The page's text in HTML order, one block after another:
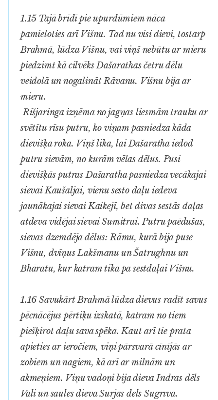
1.15 Tajā brīdī pie upurdūmiem nāca
pamieloties arī Višnu. Tad nu visi dievi, tostarp
Brahmā, lūdza Višnu, vai viņš nebūtu ar mieru
piedzimt kā cilvēks Dašarathas četru dēlu
veidolā un nogalināt Rāvanu. Višnu bija ar
mieru.
Rišjaringa izņēma no jagņas liesmām trauku ar
svētītu rīsu putru, ko viņam pasniedza kāda
dievišķa roka. Viņš lika, lai Dašaratha iedod
putru sievām, no kurām vēlas dēlus. Pusi
dievišķās putras Dašaratha pasniedza vecākajai
sievai Kaušaljai, vienu sesto daļu iedeva
jaunākajai sievai Kaikejī, bet divas sestās daļas
atdeva vidējai sievai Sumitrai. Putru paēdušas,
sievas dzemdēja dēlus: Rāmu, kurā bija puse
Višnu, dvīņus Lakšmanu un Šatrughnu un
Bhāratu, kur katram tika pa sestdaļai Višnu.
1.16 Savukārt Brahmā lūdza dievus radīt savus
pēcnācējus pērtiķu izskatā, katram no tiem
piešķirot daļu sava spēka. Kaut arī tie prata
apieties ar ieročiem, viņi pārsvarā cīnījās ar
zobiem un nagiem, kā arī ar milnām un
akmeņiem. Viņu vadoņi bija dieva Indras dēls
Vali un saules dieva Sūrjas dēls Sugrīva.